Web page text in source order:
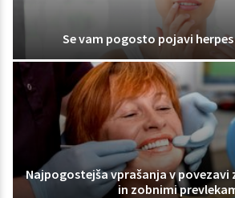
Se vam pogosto pojavi
Najpogostejša vprašanja v povezavi
in zobnimi